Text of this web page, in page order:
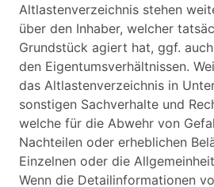
Altlastenverzeichnis stehen
über den Inhaber, welcher
Grundstück agiert hat, ggf.
den Eigentumsverhältnissen.
das Altlastenverzeichnis in
sonstigen Sachverhalte und
welche für die Abwehr von
Nachteilen oder erheblichen
Einzelnen oder die
Wenn die Detailinformationen